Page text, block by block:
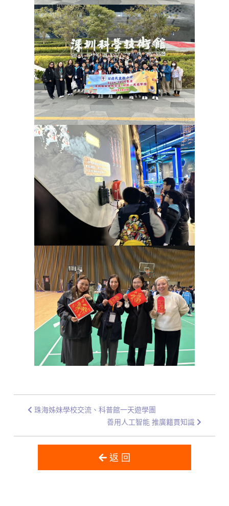
珠海姊妹學校交流、科普館一天遊學團
善用人工智能 推廣籍貫知識
返 回